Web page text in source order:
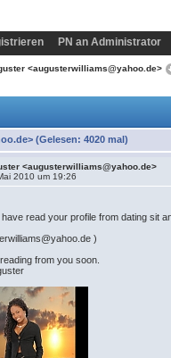
PN an Administrator
<augusterwilliams@yahoo.de>
(Gelesen: 4020 mal)
<augusterwilliams@yahoo.de>
2010 um 19:26
read your profile from dating sit
)
from you soon.